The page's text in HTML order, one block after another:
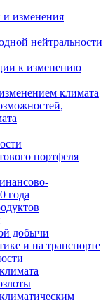
и изменения
нейтральности
к изменению
климата
портфеля
года
добычи
и на транспорте